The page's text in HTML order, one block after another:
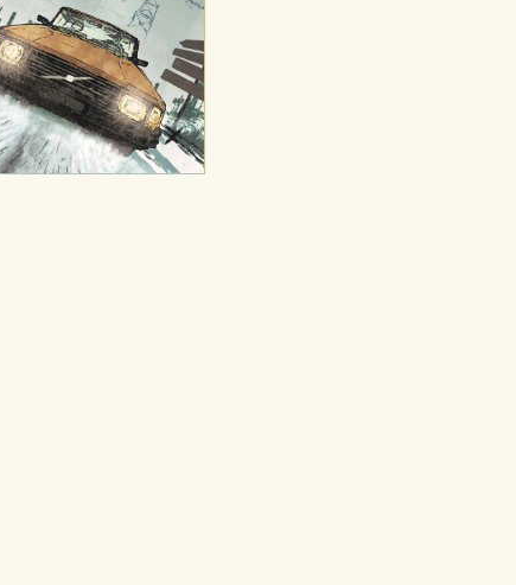
para mostrar publicidad relevante para sus intereses en
se basan en la identificación única de su navegador y